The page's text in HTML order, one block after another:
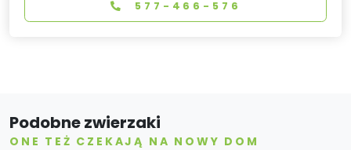
577-466-576
Podobne zwierzaki
ONE TEŻ CZEKAJĄ NA NOWY DOM